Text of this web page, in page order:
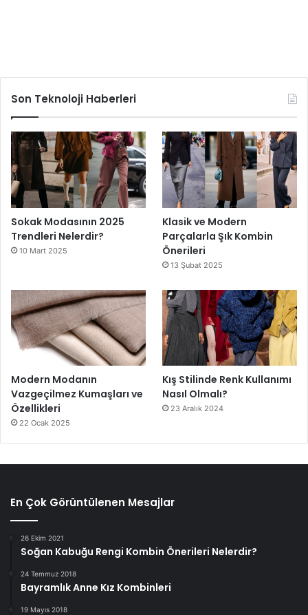
Son Teknoloji Haberleri
Sokak Modasının 2025
Trendleri Nelerdir?
10 Mart 2025
Klasik ve Modern
Parçalarla Şık Kombin
Önerileri
13 Şubat 2025
Modern Modanın
Vazgeçilmez Kumaşları ve
Özellikleri
22 Ocak 2025
Kış Stilinde Renk Kullanımı
Nasıl Olmalı?
23 Aralık 2024
En Çok Görüntülenen Mesajlar
26 Ekim 2021
Soğan Kabuğu Rengi Kombin Önerileri Nelerdir?
24 Temmuz 2018
Bayramlık Anne Kız Kombinleri
19 Mayıs 2018